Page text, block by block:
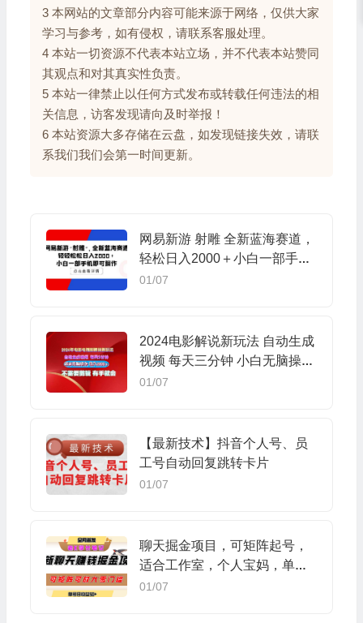
3 本网站的文章部分内容可能来源于网络，仅供大家
学习与参考，如有侵权，请联系客服处理。
4 本站一切资源不代表本站立场，并不代表本站赞同
其观点和对其真实性负责。
5 本站一律禁止以任何方式发布或转载任何违法的相
关信息，访客发现请向及时举报！
6 本站资源大多存储在云盘，如发现链接失效，请联
系我们我们会第一时间更新。
网易新游 射雕 全新蓝海赛道，
轻松日入2000＋小白一部手机
即可操作
01/07
2024电影解说新玩法 自动生成
视频 每天三分钟 小白无脑操作
日入2000+ …
01/07
【最新技术】抖音个人号、员
工号自动回复跳转卡片
01/07
聊天掘金项目，可矩阵起号，
适合工作室，个人宝妈，单号
日收益50+，零门槛，小白也能
01/07